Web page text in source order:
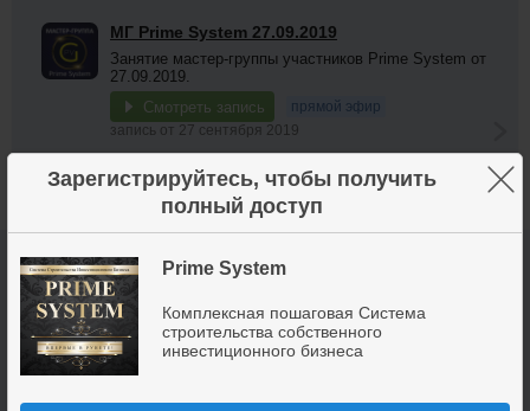
Зарегистрируйтесь, чтобы получить
полный доступ
Prime System
Комплексная пошаговая Система
строительства собственного
инвестиционного бизнеса
×
МГ Prime System 27.09.2019
Занятие мастер-группы участников Prime System от
27.09.2019.
Смотреть запись
прямой эфир
запись от 27 сентября 2019
Участники 8853
Инфоклуб
Владимир